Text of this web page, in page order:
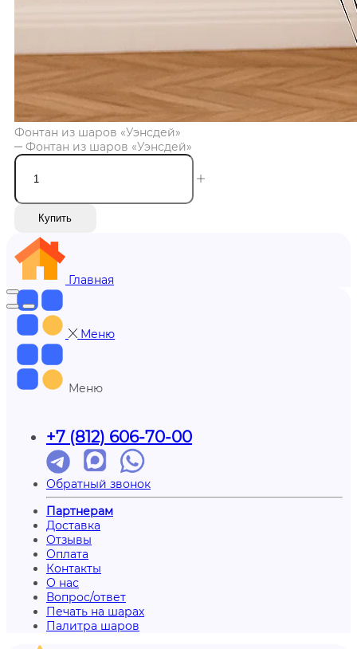
Фонтан из шаров «Уэнсдей»
Фонтан из шаров «Уэнсдей»
Купить
Главная
Меню
Меню
+7 (812) 606-70-00
Обратный звонок
Партнерам
Доставка
Отзывы
Оплата
Контакты
О нас
Вопрос/ответ
Печать на шарах
Палитра шаров